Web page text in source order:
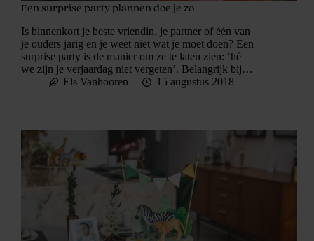
Een surprise party plannen doe je zo
Is binnenkort je beste vriendin, je partner of één van
je ouders jarig en je weet niet wat je moet doen? Een
surprise party is de manier om ze te laten zien: ‘hé
we zijn je verjaardag niet vergeten’. Belangrijk bij…
Els Vanhooren
15 augustus 2018